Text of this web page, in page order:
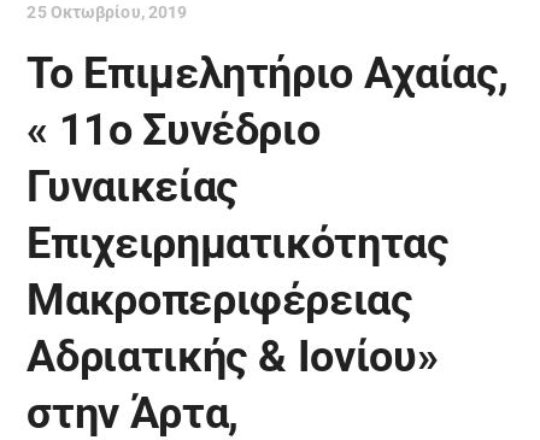
25 Οκτωβρίου, 2019
Το Επιμελητήριο Αχαίας,
« 11ο Συνέδριο
Γυναικείας
Επιχειρηματικότητας
Μακροπεριφέρειας
Αδριατικής & Ιονίου»
στην Άρτα,